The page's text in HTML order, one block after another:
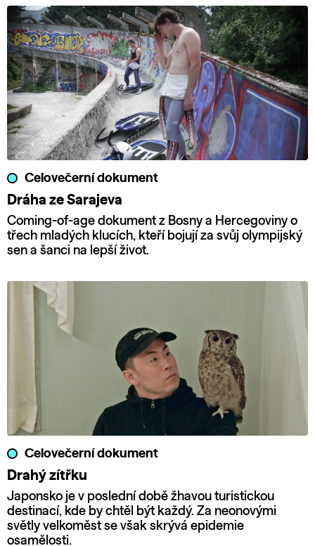
Celovečerní dokument
Dráha ze Sarajeva
Coming-of-age dokument z Bosny a Hercegoviny o
třech mladých klucích, kteří bojují za svůj olympijský
sen a šanci na lepší život.
Celovečerní dokument
Drahý zítřku
Japonsko je v poslední době žhavou turistickou
destinací, kde by chtěl být každý. Za neonovými
světly velkoměst se však skrývá epidemie
osamělosti.